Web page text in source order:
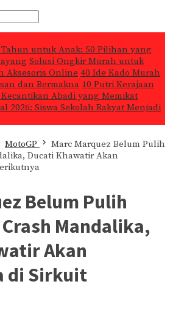
untuk Anak: 50 Pilihan yang
Solusi Ongkir Murah untuk
Aksesoris Online 40 Ide Kado Murah
dan Bermakna 10 Putri Kerajaan
Abadi yang Memikat
2026: Siswa Sekolah Rakyat Menjadi
MotoGP
Marc Marquez Belum Pulih
Ducati Khawatir Akan
Belum Pulih
Mandalika,
Akan
di Sirkuit